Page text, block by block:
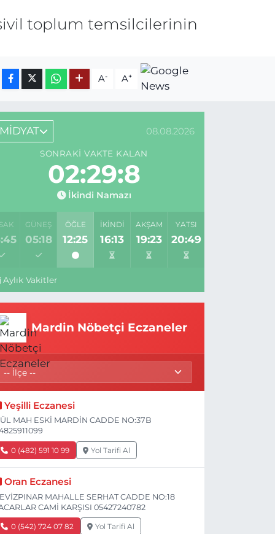
sivil toplum temsilcilerinin
A- A+
MİDYAT 08.08.2026
SONRAKI VAKTE KALAN
02:29:8
İkindi Namazı
GÜNEŞ
05:18
ÖĞLE
12:25
İKINDI
16:13
AKŞAM
19:23
YATSI
20:49
Aylık Vakitler
Mardin Nöbetçi Eczaneler
Yeşilli Eczanesi
MAH ESKİ MARDİN CADDE NO:37B
0 (482) 591 10 99 Yol Tarifi Al
Oran Eczanesi
MAHALLE SERHAT CADDE NO:18
CAMİ KARŞISI 05427240782
0 (542) 724 07 82 Yol Tarifi Al